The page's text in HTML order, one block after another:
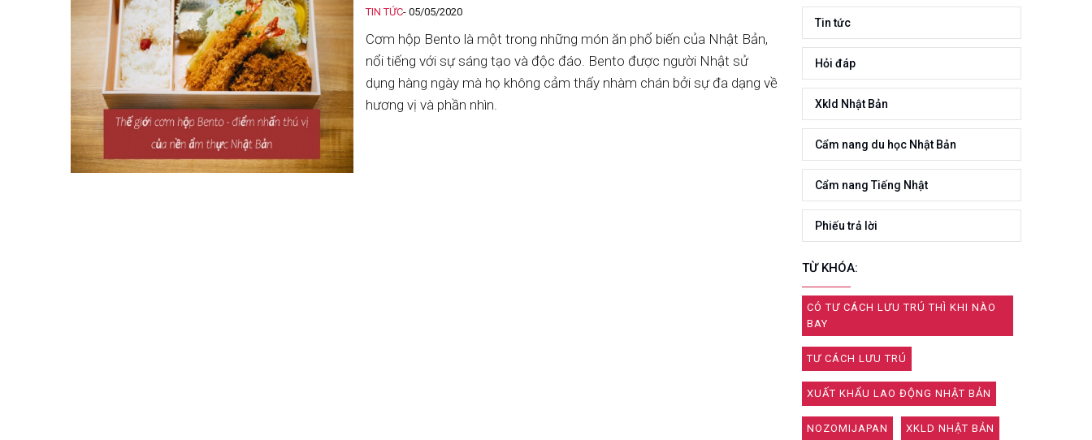
TIN TỨC- 05/05/2020
Cơm hộp Bento là một trong những món ăn phổ biến của Nhật Bản,
nổi tiếng với sự sáng tạo và độc đáo. Bento được người Nhật sử
dụng hàng ngày mà họ không cảm thấy nhàm chán bởi sự đa dạng về
hương vị và phần nhìn.
Tin tức
Hỏi đáp
Xkld Nhật Bản
Cẩm nang du học Nhật Bản
Cẩm nang Tiếng Nhật
Phiếu trả lời
TỪ KHÓA:
CÓ TƯ CÁCH LƯU TRÚ THÌ KHI NÀO
BAY
TƯ CÁCH LƯU TRÚ
XUẤT KHẨU LAO ĐỘNG NHẬT BẢN
NOZOMIJAPAN XKLD NHẬT BẢN